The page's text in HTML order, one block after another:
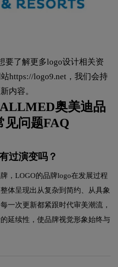
要了解更多logo设计相关资
https://logo9.net ，我们会持
内容。
奥美迪品
见问题FAQ
过演变吗？
，LOGO的品牌logo在发展过程
体呈现出从复杂到简约、从具象
一次更新都紧跟时代审美潮流，
延续性，使品牌视觉形象始终与